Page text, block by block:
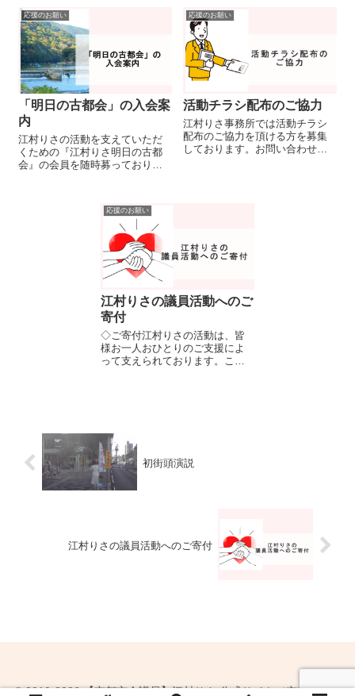
ポ紙で雨に強い素材ですので、
屋根などがなくても問題ありま
せん。掲示エリアは京都市内一
円です。掲示期間は...
え、どのような活動をしている
のか知ってもらう機会をつくり
たいと、積極的にイ...
応援のお願い
「明日の古都会」の入会案
内
江村りさの活動を支えていただ
くための『江村りさ明日の古都
会』の会員を随時募っておりま
応援していただける方ならどな
たでもご入会いただけます。是
非、明日の京都のために、とも
に歩んでいただけ...
応援のお願い
活動チラシ配布のご協力
江村りさ事務所では活動チラシ
配布のご協力を頂ける方を募集
しております。お問い合わせは
応援のお願い
江村りさの議員活動へのご
寄付
◇ご寄付江村りさの活動は、皆
様お一人おひとりのご支援によ
って支えられております。これ
で、政党助成金は...
初街頭演説
江村りさの議員活動へのご寄付
© 2010-2026 【京都市会議員】江村りさ 公式サイト（京都党右京